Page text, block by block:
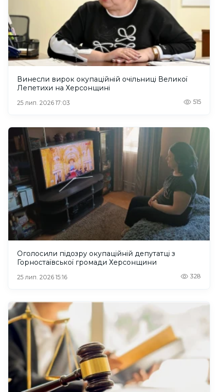
Винесли вирок окупаційній очільниці Великої
Лепетихи на Херсонщині
25 лип. 2026 17:03 515
Оголосили підозру окупаційній депутатці з
Горностаївської громади Херсонщини
25 лип. 2026 15:16 328